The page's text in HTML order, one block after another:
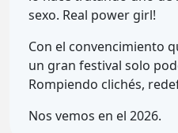
sexo. Real power girl!
Con el convencimiento
un gran festival solo
Rompiendo clichés,
Nos vemos en el 2026.